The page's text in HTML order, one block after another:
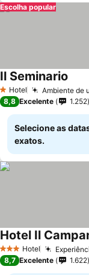
Escolha popular
1 Estrelas
Hotel Ambiente de
Il Seminario
8,8 Excelente 1.252
Selecione as
exatos.
3 EstrelasHotel
Hotel Il
8,7 Excelente 1.622